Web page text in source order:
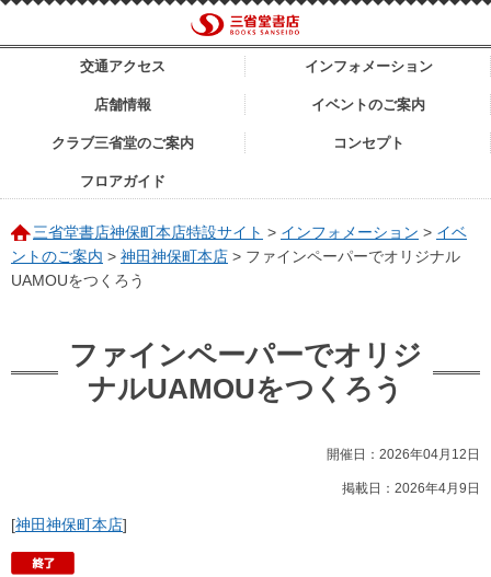
交通アクセス インフォメーション
店舗情報 イベントのご案内
クラブ三省堂のご案内 コンセプト
フロアガイド
三省堂書店神保町本店特設サイト > インフォメーション > イベ
ントのご案内 > 神田神保町本店 > ファインペーパーでオリジナル
UAMOUをつくろう
ファインペーパーでオリジ
ナルUAMOUをつくろう
開催日：2026年04月12日
掲載日：2026年4月9日
[神田神保町本店]